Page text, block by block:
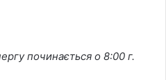
починається о 8:00 г.